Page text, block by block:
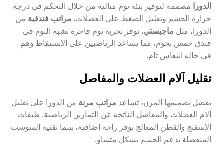
الدورا
مصممة لتوفير بيئة نوم مثالية من خلال التحكم في درجة
حرارة الجسم وتقليل الضغط على العضلات. مراتب فندقية من
الدورا، مثل ماجيستي، توفر تجربة نوم فاخرة تشبه النوم في
فندق خمس نجوم، مما يساعد الرياضيين على الاستيقاظ وهم
في حالة انتعاش تام.
تقليل آلام العضلات والمفاصل
بفضل تصميمها المرن، تساعد مراتب مرنة من الدورا على تقليل
آلام العضلات والمفاصل الناتجة عن التمارين الرياضية. طبقات
الإسفنج والقطن المعالج توفر راحة إضافية، بينما تقنية السوست
المنفصلة تدعم الجسم بشكل متساوٍ.